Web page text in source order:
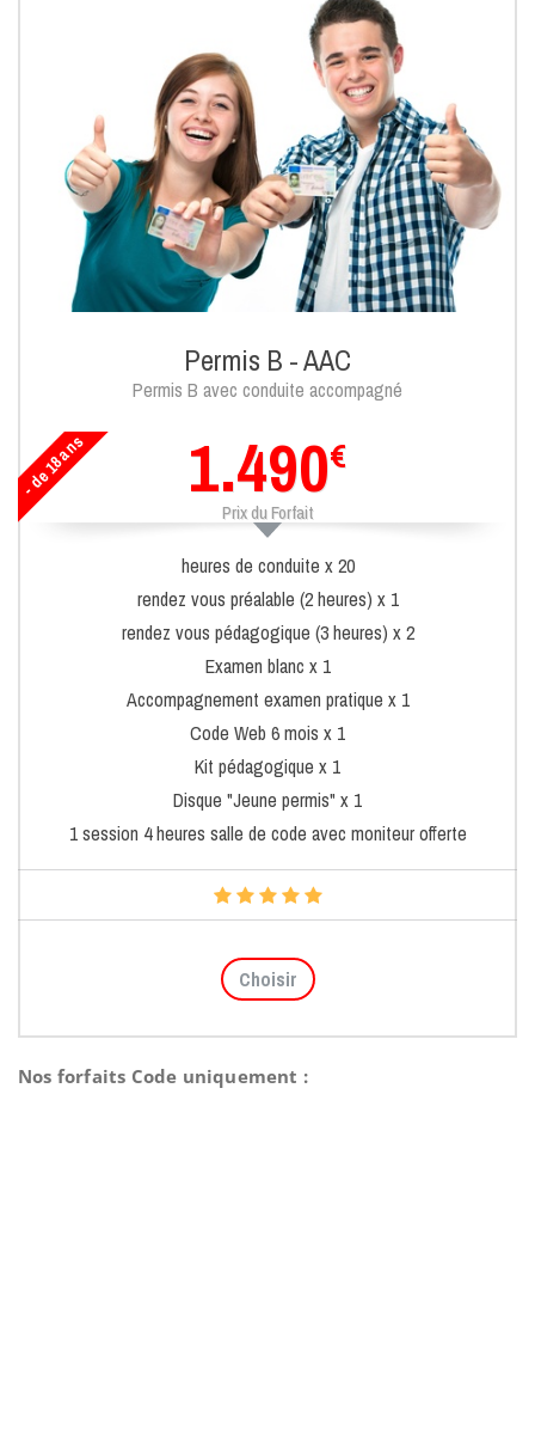
Permis B - AAC
Permis B avec conduite accompagné
- de 18 ans 1.490€
Prix du Forfait
heures de conduite x 20
rendez vous préalable (2 heures) x 1
rendez vous pédagogique (3 heures) x 2
Examen blanc x 1
Accompagnement examen pratique x 1
Code Web 6 mois x 1
Kit pédagogique x 1
Disque "Jeune permis" x 1
1 session 4 heures salle de code avec moniteur offerte
Choisir
Nos forfaits Code uniquement :